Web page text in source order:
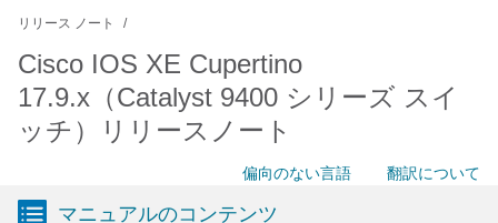
リリース ノート
Cisco IOS XE Cupertino
17.9.x（Catalyst 9400 シリーズ スイ
ッチ）リリースノート
偏向のない言語 翻訳について
マニュアルのコンテンツ